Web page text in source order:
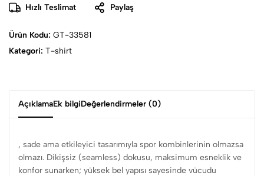
Hızlı Teslimat Paylaş
Ürün Kodu: GT-33581
Kategori: T-shirt
AçıklamaEk bilgiDeğerlendirmeler (0)
, sade ama etkileyici tasarımıyla spor kombinlerinin olmazsa
olmazı. Dikişsiz (seamless) dokusu, maksimum esneklik ve
konfor sunarken; yüksek bel yapısı sayesinde vücudu